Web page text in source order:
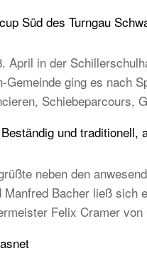
Süd des Turngau
April in der
ging es nach
Schiebeparcours,
und
neben den
Bacher ließ
Felix Cramer